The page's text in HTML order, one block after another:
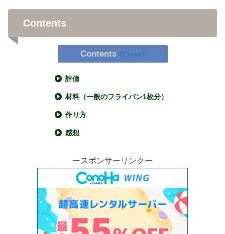
Contents
Contents
評価
材料（一般のフライパン1枚分）
作り方
感想
ースポンサーリンクー